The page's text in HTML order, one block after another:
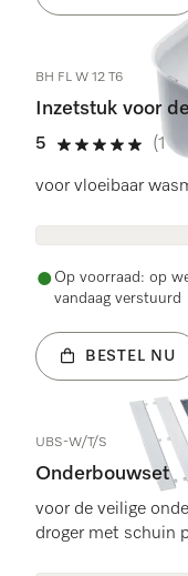
BH FL W 12 T6
Inzetstuk voor
5
5 sterren van de
(1
voor vloeibaar
Op voorraad: op
vandaag verstuurd
BESTEL NU
UBS-W/T/S
Onderbouwset
voor de veilige
droger met schuin